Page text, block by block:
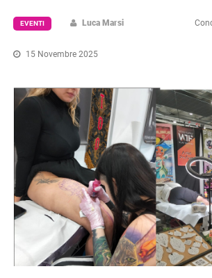
EVENTI Luca Marsi
15 Novembre 2025